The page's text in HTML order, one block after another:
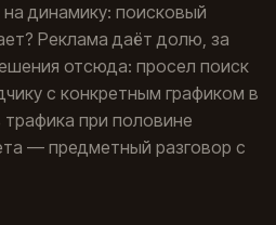
динамику: поисковый
Реклама даёт долю, за
отсюда: просел поиск
с конкретным графиком в
трафика при половине
— предметный разговор с